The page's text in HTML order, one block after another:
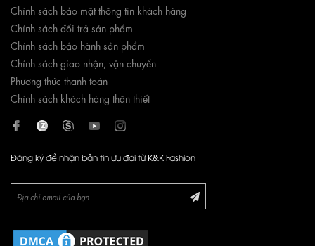
Chính sách bảo mật thông tin khách hàng
Chính sách đổi trả sản phẩm
Chính sách bảo hành sản phẩm
Chính sách giao nhận, vận chuyển
Phương thức thanh toán
Chính sách khách hàng thân thiết
Đăng ký để nhận bản tin ưu đãi từ K&K Fashion